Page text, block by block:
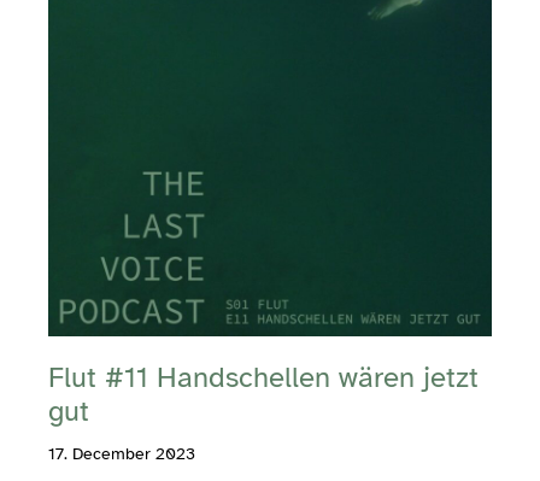
Flut #11 Handschellen wären jetzt
gut
17. December 2023